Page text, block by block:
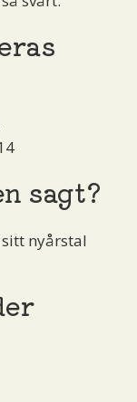
sagt?
nyårstal